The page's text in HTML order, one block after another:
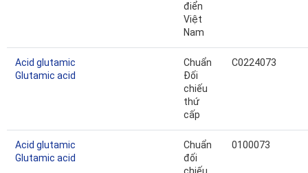
điển
Việt
Nam
Acid glutamic
Glutamic acid
Chuẩn
Đối
chiếu
thứ
cấp
C0224073
Acid glutamic
Glutamic acid
Chuẩn
đối
0100073